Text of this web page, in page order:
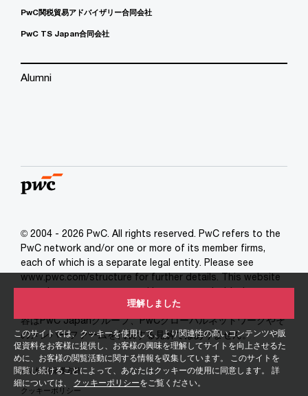
このサイトでは、クッキーを使用して、より関連性の高いコンテンツや販
促資料をお客様に提供し、お客様の興味を理解してサイトを向上させるた
めに、お客様の閲覧活動に関する情報を収集しています。 このサイトを
閲覧し続けることによって、あなたはクッキーの使用に同意します。 詳
細については、 クッキーポリシーをご覧ください。
理解しました
PwC関税貿易アドバイザリー合同会社
PwC TS Japan合同会社
Alumni
© 2004 - 2026 PwC. All rights reserved. PwC refers to the
PwC network and/or one or more of its member firms,
each of which is a separate legal entity. Please see
www.pwc.com/structure for further details. This website
contains content generated by or created with the
assistance of AI. 当サイト上の記事やコラムで述べている内
容はPwC Japanグループ、PwCグローバルネットワークやそ
のメンバーファームを代表する見解ではありません。
個人情報保護方針
クッキーポリシー